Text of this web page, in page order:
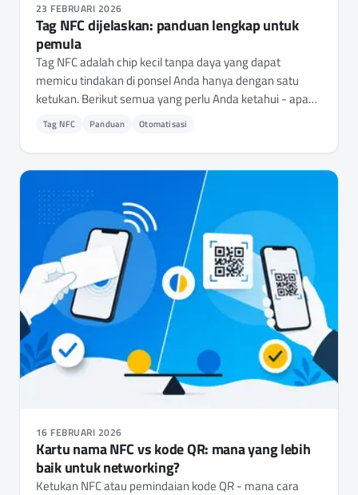
23 FEBRUARI 2026
Tag NFC dijelaskan: panduan lengkap untuk
pemula
Tag NFC adalah chip kecil tanpa daya yang dapat
memicu tindakan di ponsel Anda hanya dengan satu
ketukan. Berikut semua yang perlu Anda ketahui - apa
itu, cara kerjanya, jenis mana yang perlu dibeli, dan 15+
cara penggunaan praktis.
Tag NFC Panduan Otomatisasi
16 FEBRUARI 2026
Kartu nama NFC vs kode QR: mana yang lebih
baik untuk networking?
Ketukan NFC atau pemindaian kode QR - mana cara